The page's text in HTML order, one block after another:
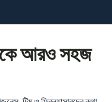
আরও সহজ